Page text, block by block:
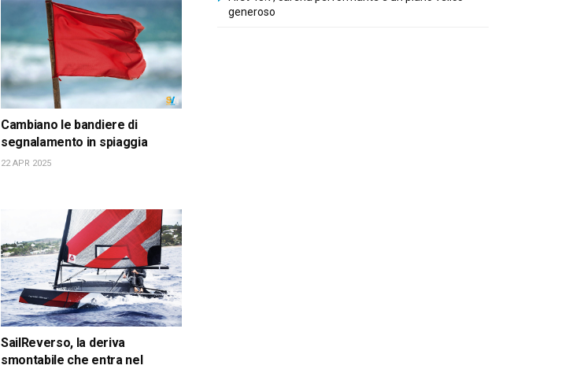
Cambiano le bandiere di
segnalamento in spiaggia
22 APR 2025
SailReverso, la deriva
smontabile che entra nel
generoso